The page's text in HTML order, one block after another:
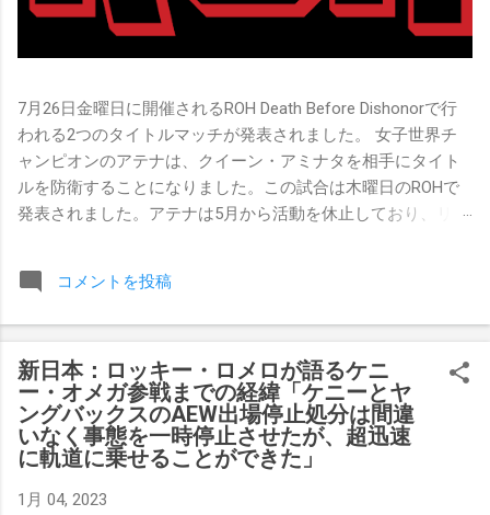
7月26日金曜日に開催されるROH Death Before Dishonorで行
われる2つのタイトルマッチが発表されました。 女子世界チ
ャンピオンのアテナは、クイーン・アミナタを相手にタイト
ルを防衛することになりました。この試合は木曜日のROHで
発表されました。アテナは5月から活動を休止しており、リン
女子世界チャンピオンは5月の最後の試合で怪我の恐怖に苦し
みましたが、それはストーリーの中で誇張されています。 ア
でタイトルを防衛します。PPVでレッド・ベルベッドを相手
にROH Women's TV 王座の防衛戦を行います。 木曜日の放送
では、リー・モリアーティーがROH Pure Championship
Proving Groundの試合でウィーラー・ユータとタイムリミット
で引き分けたので、チャンピオンシップへのチャンスを手に
入れましたが、まだPPVでは公式に発表されていません。
Wrestling Observer
コメントを投稿
新日本：ロッキー・ロメロが語るケニ
ー・オメガ参戦までの経緯「ケニーとヤ
ングバックスのAEW出場停止処分は間違
いなく事態を一時停止させたが、超迅速
に軌道に乗せることができた」
1月 04, 2023